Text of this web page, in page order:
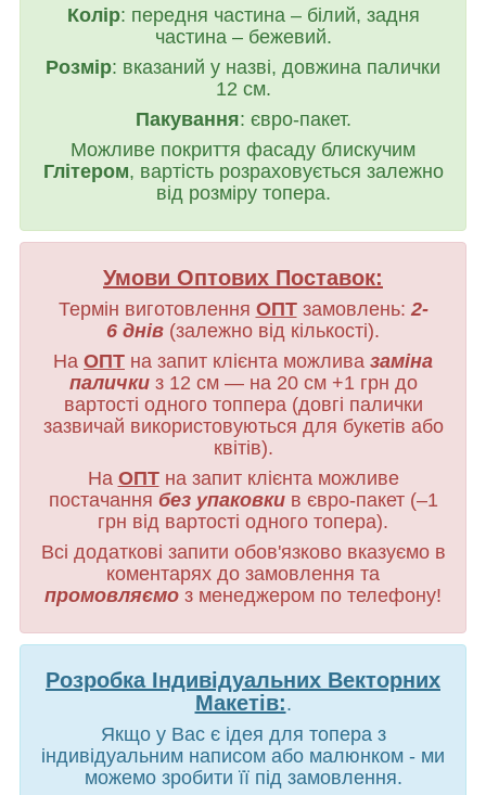
Колір: передня частина – білий, задня
частина – бежевий.
Розмір: вказаний у назві, довжина палички
12 см.
Пакування: євро-пакет.
Можливе покриття фасаду блискучим
Глітером, вартість розраховується залежно
від розміру топера.
Умови Оптових Поставок:
Термін виготовлення ОПТзамовлень: 2-
6 днів (залежно від кількості).
На ОПТ на запит клієнта можлива заміна
паличкиз 12 см — на 20 см +1 грн до
вартості одного топпера (довгі палички
зазвичай використовуються для букетів або
квітів).
На ОПТна запит клієнта можливе
постачання без упаковкив євро-пакет (–1
грн від вартості одного топера).
Всі додаткові запити обов'язково вказуємо в
коментарях до замовлення та
промовляємо з менеджером по телефону!
Розробка Індивідуальних Векторних
Макетів:.
Якщо у Вас є ідея для топера з
індивідуальним написом або малюнком - ми
можемо зробити її під замовлення.